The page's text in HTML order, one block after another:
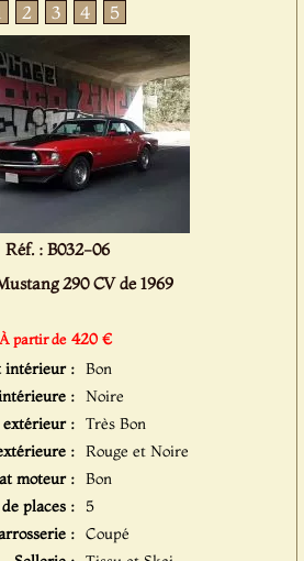
2 3 4 5
Réf. : B032-06
290 CV de 1969
À partir de 420 €
intérieur : Bon
: Noire
extérieur : Très Bon
: Rouge et Noire
moteur : Bon
places : 5
: Coupé